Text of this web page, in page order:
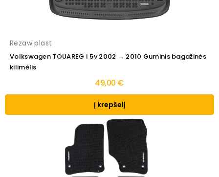
Rezaw plast
Volkswagen TOUAREG I 5v 2002 → 2010 Guminis bagažinės
kilimėlis
49,00 €
Į krepšelį